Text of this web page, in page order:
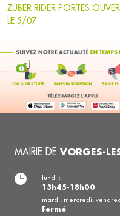
ZUBER RIDER PORTES
LE 5/07
MAIRIE DE VORGES-
lundi :
13h45-18h00
mardi, mercredi,
Fermé